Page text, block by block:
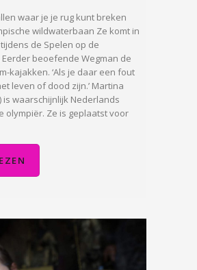
waar je je rug kunt breken
wildwaterbaan Ze komt in
de Spelen op de
beoefende Wegman de
kajakken. ‘Als je daar een fout
leven of dood zijn.’ Martina
is waarschijnlijk Nederlands
olympiër. Ze is geplaatst voor